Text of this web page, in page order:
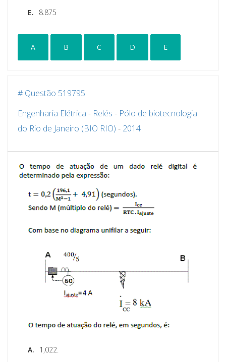
E. 8.875
A B C D E
# Questão 519795
Engenharia Elétrica - Relés - Pólo de biotecnologia
do Rio de Janeiro (BIO RIO) - 2014
A. 1,022.